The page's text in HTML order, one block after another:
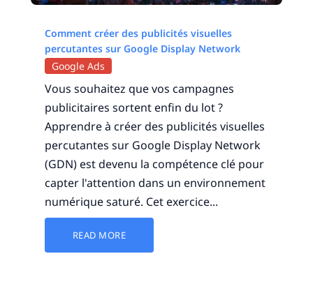
Comment créer des publicités visuelles
percutantes sur Google Display Network
Google Ads
Vous souhaitez que vos campagnes
publicitaires sortent enfin du lot ?
Apprendre à créer des publicités visuelles
percutantes sur Google Display Network
(GDN) est devenu la compétence clé pour
capter l'attention dans un environnement
numérique saturé. Cet exercice...
READ MORE